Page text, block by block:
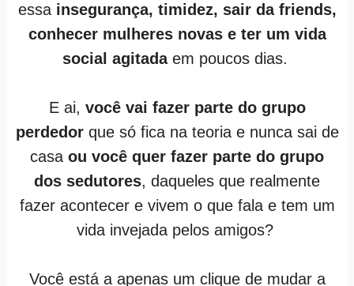
essa insegurança, timidez, sair da friends,
conhecer mulheres novas e ter um vida
social agitadaem poucos dias.
E ai, você vai fazer parte do grupo
perdedorque só fica na teoria e nunca sai de
casa ou você quer fazer parte do grupo
dos sedutores, daqueles que realmente
fazer acontecer e vivem o que fala e tem um
vida invejada pelos amigos?
Você está a apenas um clique de mudar a